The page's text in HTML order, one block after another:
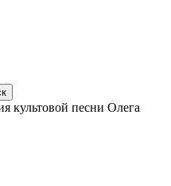
культовой песни Олега